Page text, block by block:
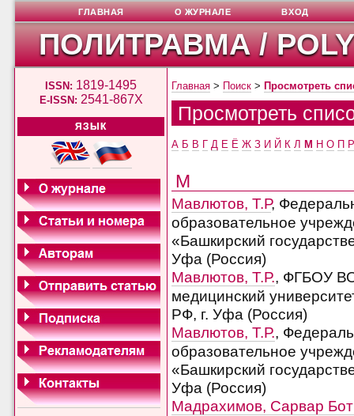
ПОЛИТРАВМА /
ISSN: 1819-1495
E-ISSN: 2541-867X
ЯЗЫК
ГЛАВНАЯ О ЖУРНАЛЕ ВХОД
Главная > Поиск > Просмотреть
Просмотреть
А Б В Г Д Е Ё Ж З И Й К Л М Н О П
М
Мавлютов, Т.Р,
образовательное
«Башкирский
Уфа (Россия)
Мавлютов, Т.Р., ФГБОУ ВО
медицинский
РФ, г. Уфа (Россия)
Мавлютов, Т.Р.,
образовательное
«Башкирский
Уфа (Россия)
Мадрахимов, Сарвар